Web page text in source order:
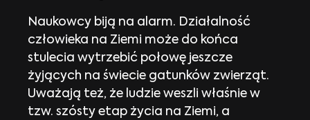
Naukowcy biją na alarm. Działalność
człowieka na Ziemi może do końca
stulecia wytrzebić połowę jeszcze
żyjących na świecie gatunków zwierząt.
Uważają też, że ludzie weszli właśnie w
tzw. szósty etap życia na Ziemi, a